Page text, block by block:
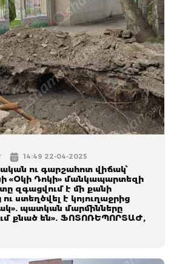
14:49 22-04-2025
ու գարշահոտ վիճակ՝
«Օկի Դոկի» մանկապարտեզի
զգացվում է մի քանի
ու ստեղծվել է կոյուղաջրից
պատկան մարմինները
քնած են». ՖՈՏՈՌԵՊՈՐՏԱԺ,